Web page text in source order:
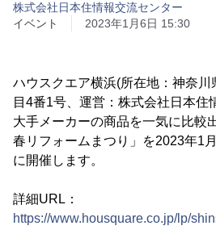
株式会社日本住情報交流センター
イベント
2023年1月6日 15:30
ハウスクエア横浜(所在地：神奈
目4番1号、運営：株式会社日本住
大手メーカーの商品を一気に比較
春リフォームまつり」を2023年1
に開催します。
詳細URL：
https://www.housquare.co.jp/lp/